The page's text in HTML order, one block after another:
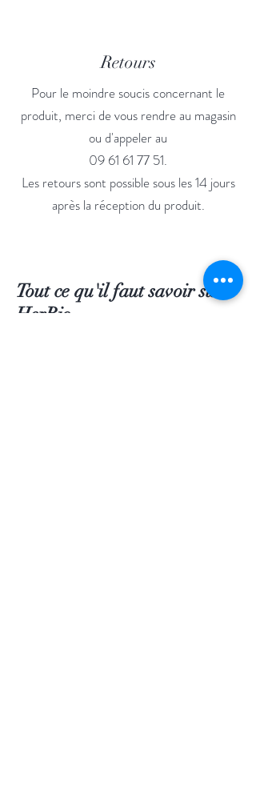
Retours
Pour le moindre soucis concernant le
produit, merci de vous rendre au magasin
ou d'appeler au
09 61 61 77 51.
Les retours sont possible sous les 14 jours
après la réception du produit.
Tout ce qu'il faut savoir sur
HerBio